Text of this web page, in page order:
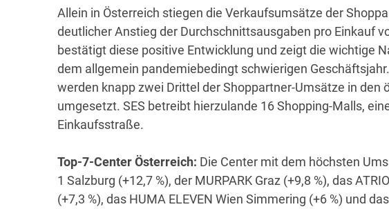
Allein in Österreich stiegen die Verkaufsumsätze der
deutlicher Anstieg der Durchschnittsausgaben pro Einkauf
bestätigt diese positive Entwicklung und zeigt die wichtige
dem allgemein pandemiebedingt schwierigen
werden knapp zwei Drittel der Shoppartner-Umsätze in den
umgesetzt. SES betreibt hierzulande 16 Shopping-Malls,
Einkaufsstraße.
Top-7-Center Österreich: Die Center mit dem höchsten
1 Salzburg (+12,7 %), der MURPARK Graz (+9,8 %), das
(+7,3 %), das HUMA ELEVEN Wien Simmering (+6 %) und